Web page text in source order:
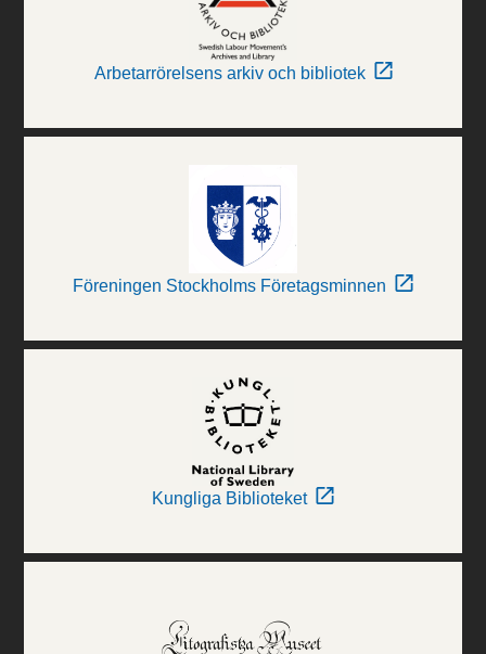
Arbetarrörelsens arkiv och bibliotek
Föreningen Stockholms Företagsminnen
Kungliga Biblioteket